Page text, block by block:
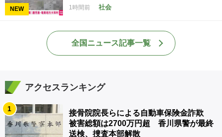
NEW 1時間前 社会
全国ニュース記事一覧
アクセスランキング
1
接骨院院長らによる自動車保険金詐欺
被害総額は2700万円超 香川県警が最終
送検、捜査本部解散